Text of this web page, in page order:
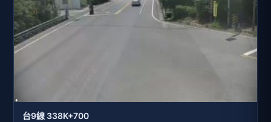
台9線 338K+700